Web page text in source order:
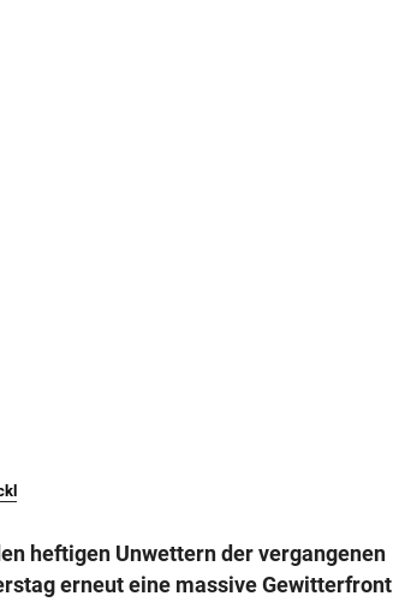
heftigen Unwettern der vergangenen
erneut eine massive Gewitterfront